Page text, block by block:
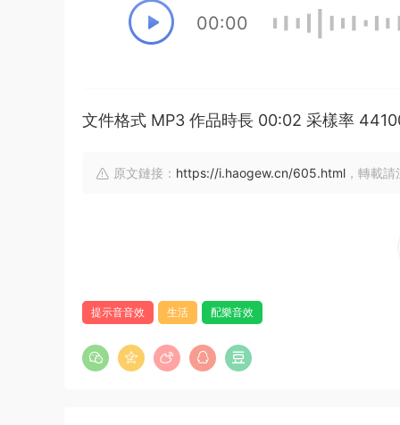
00:00
文件格式 MP3 作品時長 00:02 采樣率
原文鏈接： https://i.haogew.cn/605.html ，轉載
提示音音效 生活 配樂音效